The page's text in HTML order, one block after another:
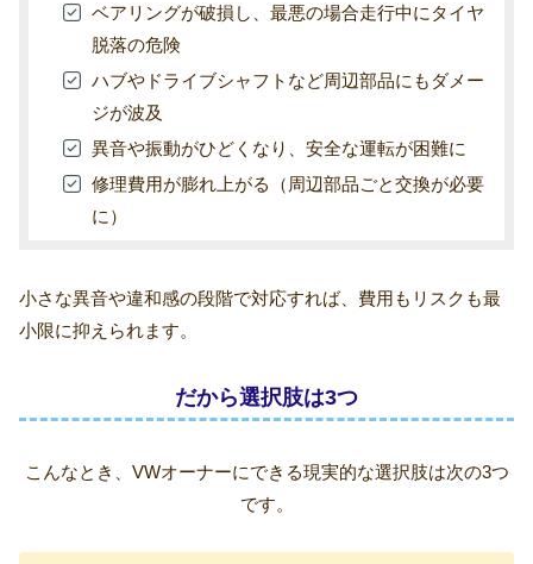
ベアリングが破損し、最悪の場合走行中にタイヤ
脱落の危険
ハブやドライブシャフトなど周辺部品にもダメー
ジが波及
異音や振動がひどくなり、安全な運転が困難に
修理費用が膨れ上がる（周辺部品ごと交換が必要
に）
小さな異音や違和感の段階で対応すれば、費用もリスクも最
小限に抑えられます。
だから選択肢は3つ
こんなとき、VWオーナーにできる現実的な選択肢は次の3つ
です。